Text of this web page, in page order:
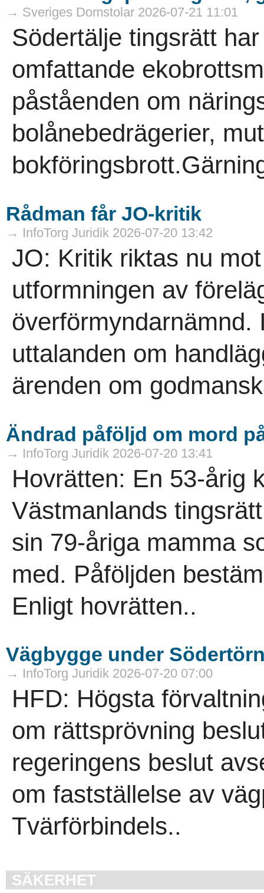
→ Sveriges Domstolar 2026-07-21 11:01
Södertälje tingsrätt
omfattande
påståenden om
bolånebedrägerier,
Rådman får JO-kritik
→ InfoTorg Juridik 2026-07-20 13:42
JO: Kritik riktas nu
utformningen av
överförmyndarnämnd.
uttalanden om
ärenden om
Ändrad påföljd om mord
→ InfoTorg Juridik 2026-07-20 13:41
Hovrätten: En 53-årig
Västmanlands
sin 79-åriga mamma
med. Påföljden
Enligt hovrätten..
Vägbygge under
→ InfoTorg Juridik 2026-07-20 07:00
HFD: Högsta
om rättsprövning
regeringens beslut
om fastställelse av
Tvärförbindels..
SÄKERHET